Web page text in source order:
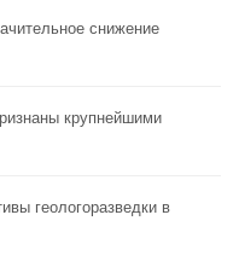
снижение
крупнейшими
геологоразведки в